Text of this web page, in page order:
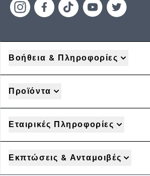
Βοήθεια & Πληροφορίες
Προϊόντα
Εταιρικές Πληροφορίες
Εκπτώσεις & Ανταμοιβές